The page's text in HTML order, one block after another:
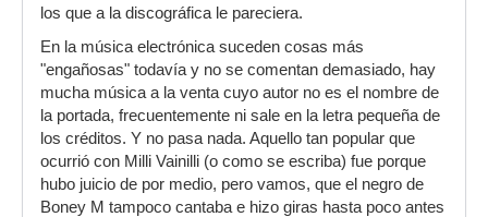
los que a la discográfica le pareciera.
En la música electrónica suceden cosas más
"engañosas" todavía y no se comentan demasiado, hay
mucha música a la venta cuyo autor no es el nombre de
la portada, frecuentemente ni sale en la letra pequeña de
los créditos. Y no pasa nada. Aquello tan popular que
ocurrió con Milli Vainilli (o como se escriba) fue porque
hubo juicio de por medio, pero vamos, que el negro de
Boney M tampoco cantaba e hizo giras hasta poco antes